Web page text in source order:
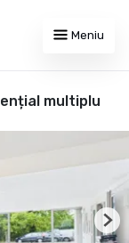
Meniu
multiplu